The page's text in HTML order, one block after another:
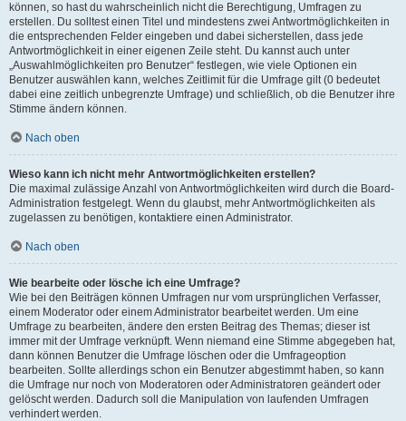
können, so hast du wahrscheinlich nicht die Berechtigung, Umfragen zu
erstellen. Du solltest einen Titel und mindestens zwei Antwortmöglichkeiten in
die entsprechenden Felder eingeben und dabei sicherstellen, dass jede
Antwortmöglichkeit in einer eigenen Zeile steht. Du kannst auch unter
„Auswahlmöglichkeiten pro Benutzer“ festlegen, wie viele Optionen ein
Benutzer auswählen kann, welches Zeitlimit für die Umfrage gilt (0 bedeutet
dabei eine zeitlich unbegrenzte Umfrage) und schließlich, ob die Benutzer ihre
Stimme ändern können.
Nach oben
Wieso kann ich nicht mehr Antwortmöglichkeiten erstellen?
Die maximal zulässige Anzahl von Antwortmöglichkeiten wird durch die Board-
Administration festgelegt. Wenn du glaubst, mehr Antwortmöglichkeiten als
zugelassen zu benötigen, kontaktiere einen Administrator.
Nach oben
Wie bearbeite oder lösche ich eine Umfrage?
Wie bei den Beiträgen können Umfragen nur vom ursprünglichen Verfasser,
einem Moderator oder einem Administrator bearbeitet werden. Um eine
Umfrage zu bearbeiten, ändere den ersten Beitrag des Themas; dieser ist
immer mit der Umfrage verknüpft. Wenn niemand eine Stimme abgegeben hat,
dann können Benutzer die Umfrage löschen oder die Umfrageoption
bearbeiten. Sollte allerdings schon ein Benutzer abgestimmt haben, so kann
die Umfrage nur noch von Moderatoren oder Administratoren geändert oder
gelöscht werden. Dadurch soll die Manipulation von laufenden Umfragen
verhindert werden.